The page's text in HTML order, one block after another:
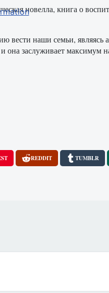
новелла, книга о
наши семьи,
она заслуживает максимум
REDDIT TUMBLR